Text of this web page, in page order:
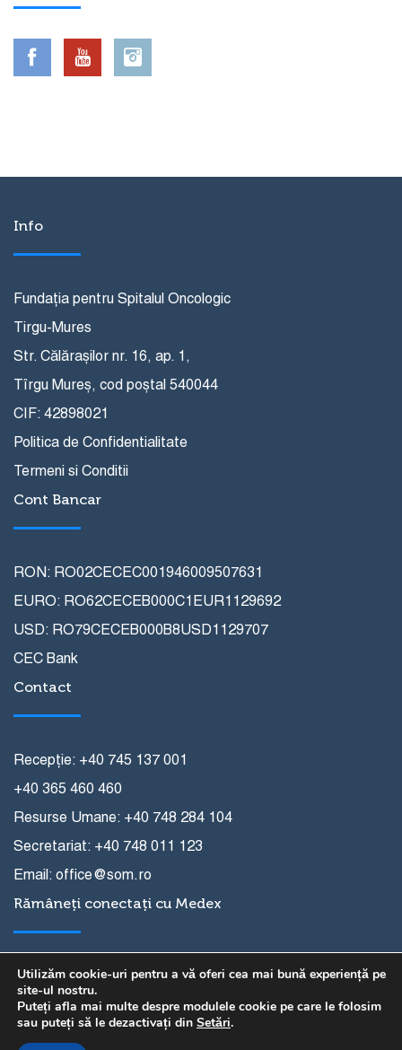
Info
Fundația pentru Spitalul Oncologic
Tirgu-Mures
Str. Călărașilor nr. 16, ap. 1,
Tîrgu Mureș, cod poștal 540044
CIF: 42898021
Politica de Confidentialitate
Termeni si Conditii
Cont Bancar
RON: RO02CECEC001946009507631
EURO: RO62CECEB000C1EUR1129692
USD: RO79CECEB000B8USD1129707
CEC Bank
Contact
Recepție: +40 745 137 001
+40 365 460 460
Resurse Umane: +40 748 284 104
Secretariat: +40 748 011 123
Email: office@som.ro
Rămâneți conectați cu Medex
Utilizăm cookie-uri pentru a vă oferi cea mai bună experiență pe
site-ul nostru.
Puteți afla mai multe despre modulele cookie pe care le folosim
sau puteți să le dezactivați din Setări.